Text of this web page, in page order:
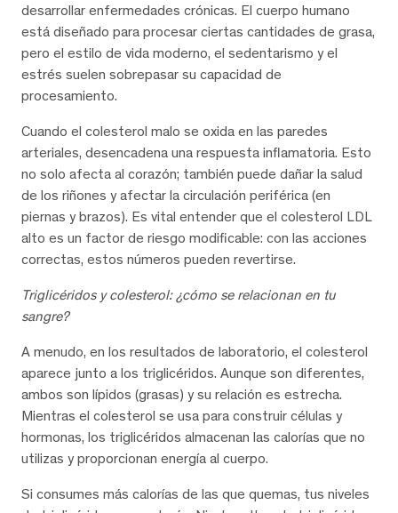
desarrollar enfermedades crónicas. El cuerpo humano
está diseñado para procesar ciertas cantidades de grasa,
pero el estilo de vida moderno, el sedentarismo y el
estrés suelen sobrepasar su capacidad de
procesamiento.
Cuando el colesterol malo se oxida en las paredes
arteriales, desencadena una respuesta inflamatoria. Esto
no solo afecta al corazón; también puede dañar la salud
de los riñones y afectar la circulación periférica (en
piernas y brazos). Es vital entender que el colesterol LDL
alto es un factor de riesgo modificable: con las acciones
correctas, estos números pueden revertirse.
Triglicéridos y colesterol: ¿cómo se relacionan en tu
sangre?
A menudo, en los resultados de laboratorio, el colesterol
aparece junto a los triglicéridos. Aunque son diferentes,
ambos son lípidos (grasas) y su relación es estrecha.
Mientras el colesterol se usa para construir células y
hormonas, los triglicéridos almacenan las calorías que no
utilizas y proporcionan energía al cuerpo.
Si consumes más calorías de las que quemas, tus niveles